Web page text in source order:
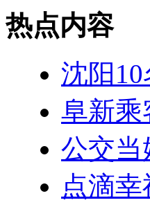
热点内容
沈阳
阜新乘
公交当
点滴